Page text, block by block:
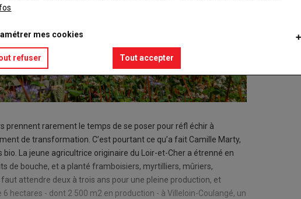
prennent rarement le temps de se poser pour réfl échir à
de transformation. C’est pourtant ce qu’a fait Camille Marty,
La jeune agricultrice originaire du Loir-et-Cher a étrenné en
de bouche, et a planté framboisiers, myrtilliers, mûriers,
attendre deux à trois ans pour une pleine production, et
hectares - dont 2 500 m2 en production - à Villeloin-Coulangé, un
mes cookies
refuser Tout accepter